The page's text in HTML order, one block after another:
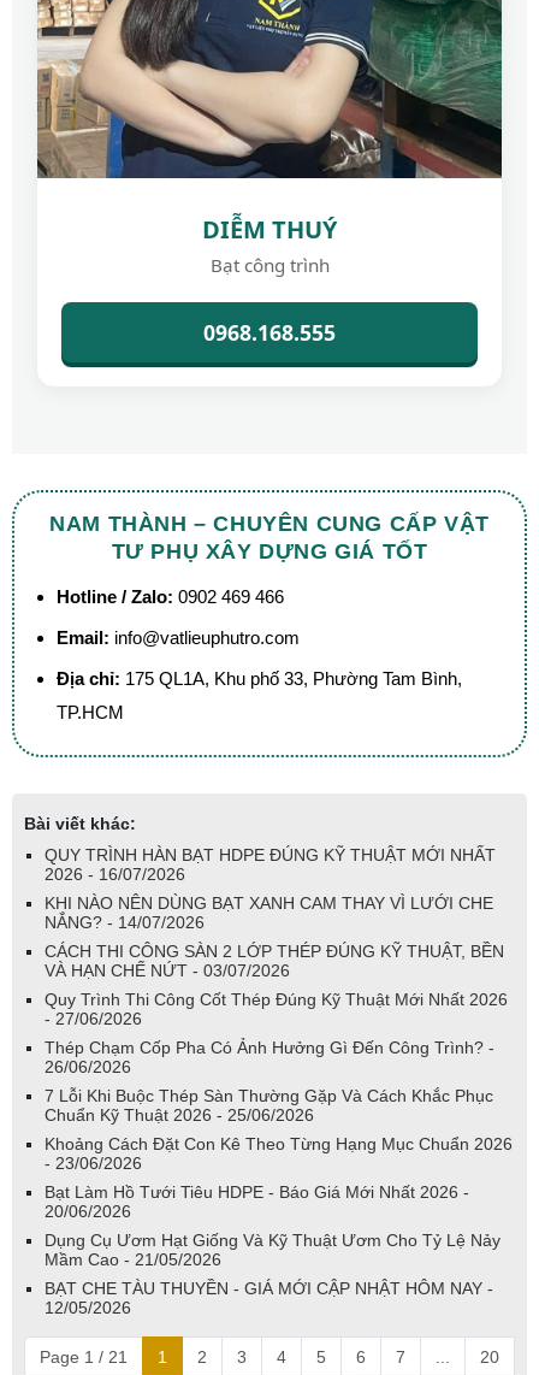
DIỄM THUÝ
Bạt công trình
0968.168.555
NAM THÀNH – CHUYÊN CUNG CẤP VẬT
TƯ PHỤ XÂY DỰNG GIÁ TỐT
Hotline / Zalo: 0902 469 466
Email: info@vatlieuphutro.com
Địa chỉ: 175 QL1A, Khu phố 33, Phường Tam Bình,
TP.HCM
Bài viết khác:
QUY TRÌNH HÀN BẠT HDPE ĐÚNG KỸ THUẬT MỚI NHẤT
2026 - 16/07/2026
KHI NÀO NÊN DÙNG BẠT XANH CAM THAY VÌ LƯỚI CHE
NẮNG? - 14/07/2026
CÁCH THI CÔNG SÀN 2 LỚP THÉP ĐÚNG KỸ THUẬT, BỀN
VÀ HẠN CHẾ NỨT - 03/07/2026
Quy Trình Thi Công Cốt Thép Đúng Kỹ Thuật Mới Nhất 2026
- 27/06/2026
Thép Chạm Cốp Pha Có Ảnh Hưởng Gì Đến Công Trình? -
26/06/2026
7 Lỗi Khi Buộc Thép Sàn Thường Gặp Và Cách Khắc Phục
Chuẩn Kỹ Thuật 2026 - 25/06/2026
Khoảng Cách Đặt Con Kê Theo Từng Hạng Mục Chuẩn 2026
- 23/06/2026
Bạt Làm Hồ Tưới Tiêu HDPE - Báo Giá Mới Nhất 2026 -
20/06/2026
Dụng Cụ Ươm Hạt Giống Và Kỹ Thuật Ươm Cho Tỷ Lệ Nảy
Mầm Cao - 21/05/2026
BẠT CHE TÀU THUYỀN - GIÁ MỚI CẬP NHẬT HÔM NAY -
12/05/2026
Page 1 / 21 1 2 3 4 5 6 7 ... 20